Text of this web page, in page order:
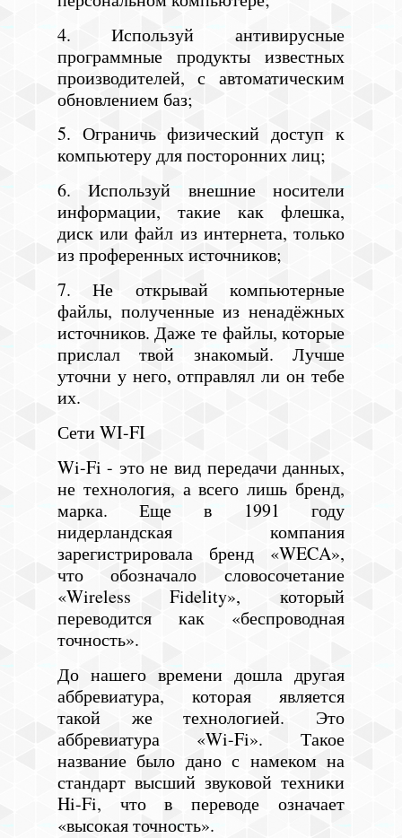
4. Используй антивирусные
программные продукты известных
производителей, с автоматическим
обновлением баз;
5. Ограничь физический доступ к
компьютеру для посторонних лиц;
6. Используй внешние носители
информации, такие как флешка,
диск или файл из интернета, только
из проференных источников;
7. Не открывай компьютерные
файлы, полученные из ненадёжных
источников. Даже те файлы, которые
прислал твой знакомый. Лучше
уточни у него, отправлял ли он тебе
их.
Сети WI-FI
Wi-Fi - это не вид передачи данных,
не технология, а всего лишь бренд,
марка. Еще в 1991 году
нидерландская компания
зарегистрировала бренд «WECA»,
что обозначало словосочетание
«Wireless Fidelity», который
переводится как «беспроводная
точность».
До нашего времени дошла другая
аббревиатура, которая является
такой же технологией. Это
аббревиатура «Wi-Fi». Такое
название было дано с намеком на
стандарт высший звуковой техники
Hi-Fi, что в переводе означает
«высокая точность».